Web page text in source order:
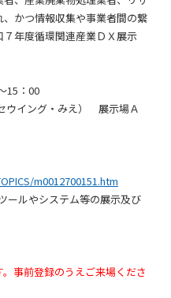
かつ情報収集や事業者間の繋
年度循環関連産業ＤＸ展示
15：00
ウイング・みえ） 展示場Ａ
m0012700151.htm
ールやシステム等の展示及び
事前登録のうえご来場くださ